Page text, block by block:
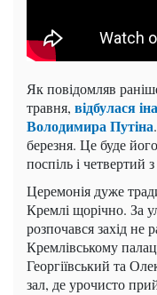
Як повідомляв
травня, відбулася
Володимира Путіна
березня. Це буде
поспіль і четвертий
Церемонія дуже
Кремлі щорічно. За
розпочався захід не
Кремлівському
Георгіївський та
зал, де урочисто